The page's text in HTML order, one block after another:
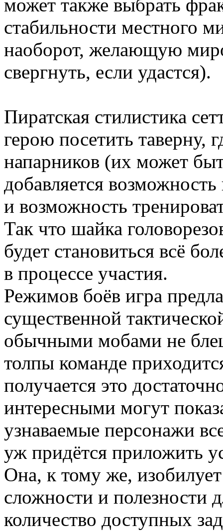
может также выбрать
стабильности местного
наоборот, желающую
свергнуть, если удастся).
Пиратская стилистика
герою посетить таверну,
напарников (их может
добавляется
и возможность
Так что шайка
будет становиться всё
в процессе участия.
Режимов боёв игра
существенной
обычными мобами не
толпы команде
получается это
интересными могут
узнаваемые персонажи
уж придётся приложить
Она, к тому же,
сложности и полезности
количество доступных